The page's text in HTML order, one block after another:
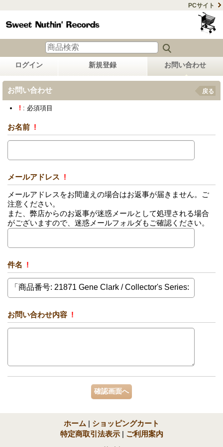
PCサイト
ログイン 新規登録 お問い合わせ
お問い合わせ 戻る
! : 必須項目
お名前 !
メールアドレス !
メールアドレスをお間違えの場合はお返事が届きません。ご
注意ください。
また、弊店からのお返事が迷惑メールとして処理される場合
がございますので、迷惑メールフォルダもご確認ください。
件名 !
お問い合わせ内容 !
ホーム | ショッピングカート
特定商取引法表示 | ご利用案内